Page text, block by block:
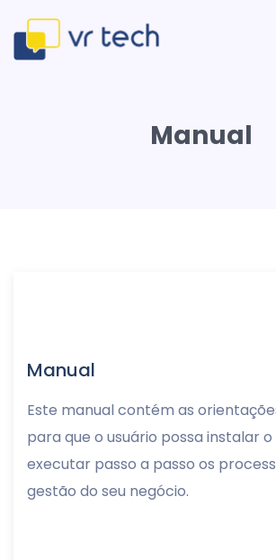
Manual
Manual
Este manual contém as
para que o usuário possa instalar
executar passo a passo os
gestão do seu negócio.